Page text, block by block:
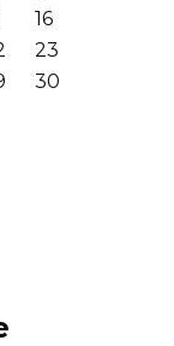
16
23
30